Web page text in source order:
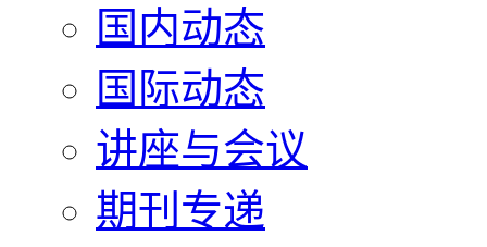
国内动态
国际动态
讲座与会议
期刊专递